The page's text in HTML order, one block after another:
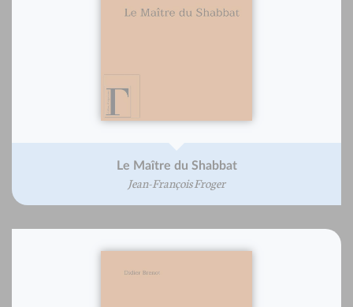
Le Maître du Shabbat
Jean-François Froger